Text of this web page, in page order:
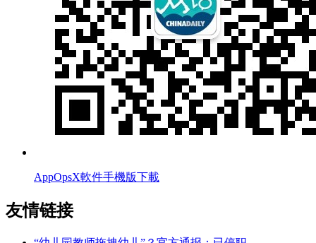
AppOpsX軟件手機版下載
友情链接